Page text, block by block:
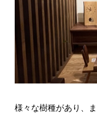
様々な樹種があり、